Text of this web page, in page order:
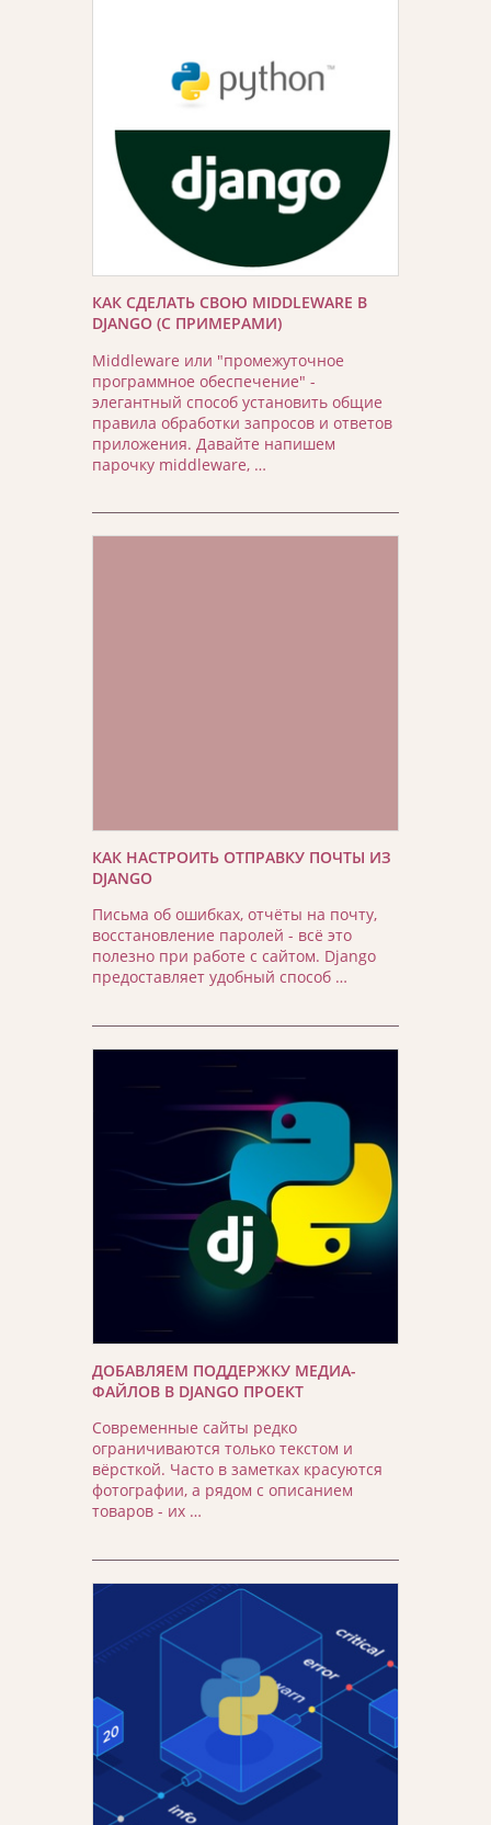
КАК СДЕЛАТЬ СВОЮ MIDDLEWARE В
DJANGO (С ПРИМЕРАМИ)
Middleware или "промежуточное
программное обеспечение" -
элегантный способ установить общие
правила обработки запросов и ответов
приложения. Давайте напишем
парочку middleware, …
КАК НАСТРОИТЬ ОТПРАВКУ ПОЧТЫ ИЗ
DJANGO
Письма об ошибках, отчёты на почту,
восстановление паролей - всё это
полезно при работе с сайтом. Django
предоставляет удобный способ …
ДОБАВЛЯЕМ ПОДДЕРЖКУ МЕДИА-
ФАЙЛОВ В DJANGO ПРОЕКТ
Современные сайты редко
ограничиваются только текстом и
вёрсткой. Часто в заметках красуются
фотографии, а рядом с описанием
товаров - их …